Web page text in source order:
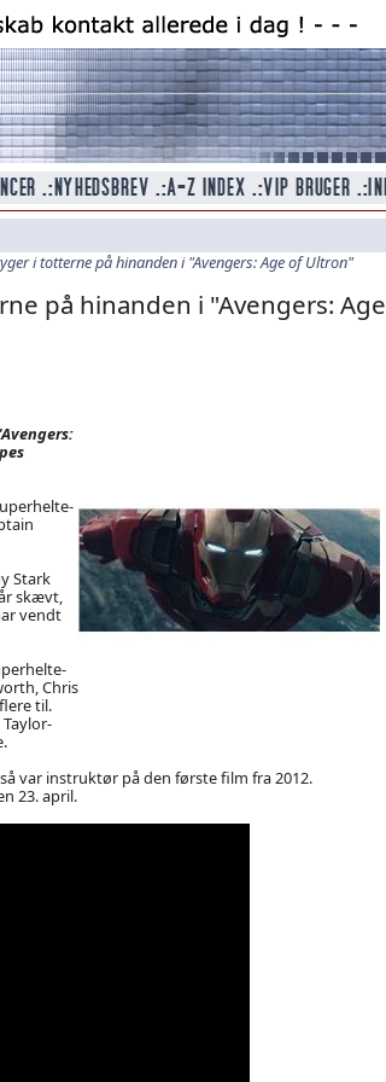
i totterne på hinanden i "Avengers: Age of Ultron"
på hinanden i "Avengers: Age
Stark
skævt,
vendt
Chris
til.
var instruktør på den første film fra 2012.
23. april.